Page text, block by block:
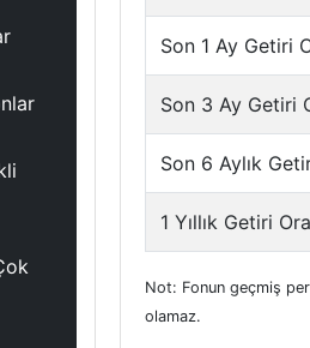
Son 1 Ay Getiri
Son 3 Ay Getiri
Son 6 Aylık
1 Yıllık Getiri
Not: Fonun geçmiş
olamaz.